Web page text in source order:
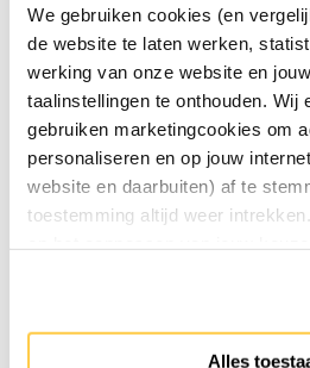
We gebruiken cookies (en
de website te laten werken,
werking van onze website en
taalinstellingen te onthouden. Wij
gebruiken marketingcookies om
personaliseren en op jouw
website en daarbuiten) af te
toestemming altijd weer
Alles
l’exercice de leurs fonctions. La
Finances
Chiffres annuels 2017 (NL)
Chiffres annuels 2018 (NL)
ANBI
l’impôt sur le revenu et sur les